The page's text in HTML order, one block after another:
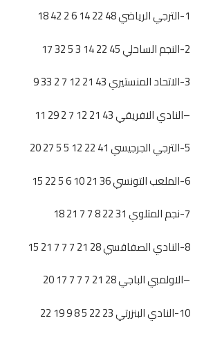
–النادي الافريقي 43 21 12 7 2 29 11
–الاولمبي الباجي 28 21 7 7 7 17 20
10-النادي البنزرتي 23 22 5 8 9 19 22